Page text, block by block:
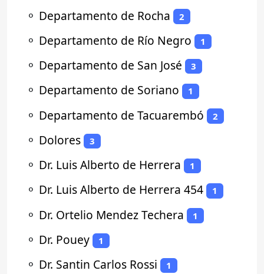
⚬ Departamento de Rocha 2
⚬ Departamento de Río Negro 1
⚬ Departamento de San José 3
⚬ Departamento de Soriano 1
⚬ Departamento de Tacuarembó 2
⚬ Dolores 3
⚬ Dr. Luis Alberto de Herrera 1
⚬ Dr. Luis Alberto de Herrera 454 1
⚬ Dr. Ortelio Mendez Techera 1
⚬ Dr. Pouey 1
⚬ Dr. Santin Carlos Rossi 1